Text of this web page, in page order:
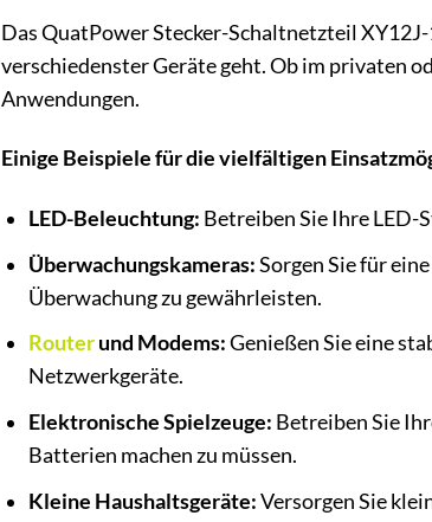
Das QuatPower Stecker-Schaltnetzteil
verschiedenster Geräte geht. Ob im privaten
Anwendungen.
Einige Beispiele für die vielfältigen
LED-Beleuchtung: Betreiben Sie Ihre LED-
Überwachungskameras:Sorgen Sie für
Überwachung zu gewährleisten.
Routerund Modems:Genießen Sie eine
Netzwerkgeräte.
Elektronische Spielzeuge: Betreiben Sie
Batterien machen zu müssen.
Kleine Haushaltsgeräte:Versorgen Sie